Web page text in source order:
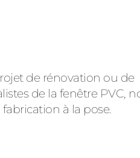
de rénovation ou de
de la fenêtre PVC,
à la pose.